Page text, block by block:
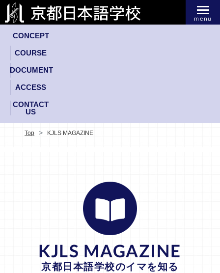
menu
CONCEPT
COURSE
DOCUMENT
ACCESS
CONTACT
US
Top KJLS MAGAZINE
KJLS MAGAZINE
京都日本語学校のイマを知る